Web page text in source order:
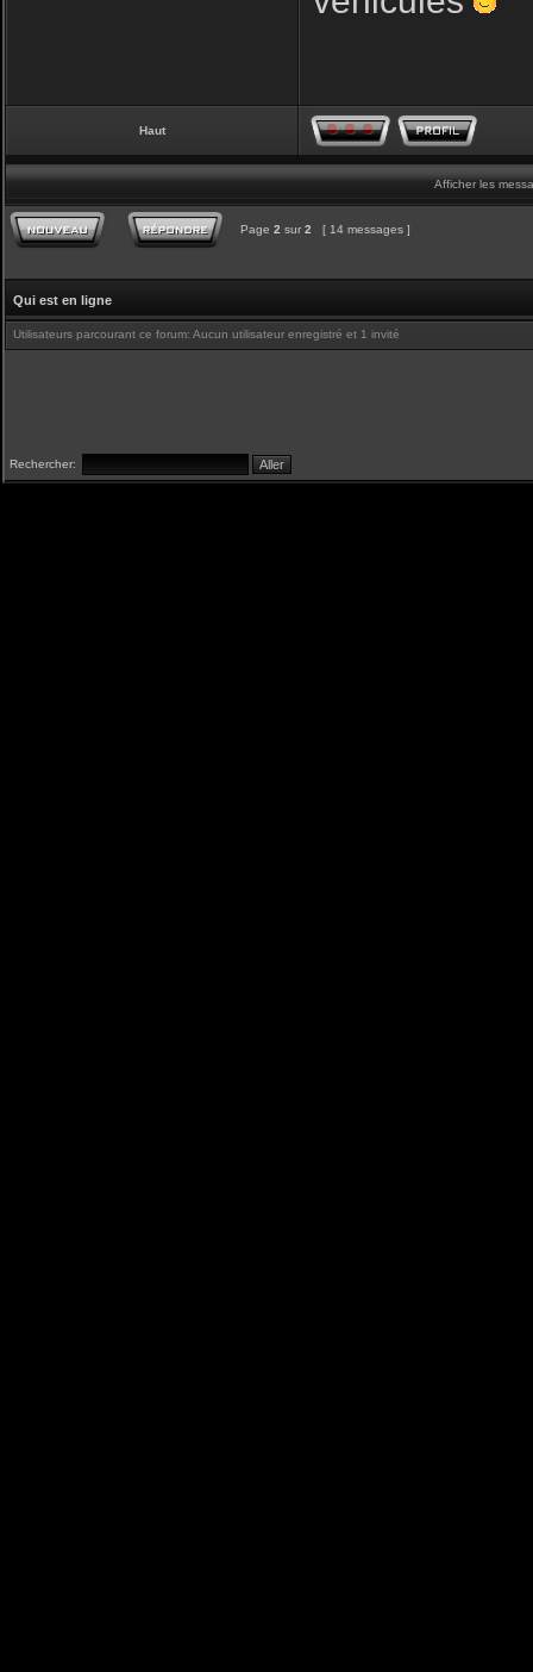
Haut
Afficher les
Page 2 sur 2 [ 14 messages ]
Qui est en ligne
Utilisateurs parcourant ce forum: Aucun utilisateur enregistré et 1 invité
Rechercher: